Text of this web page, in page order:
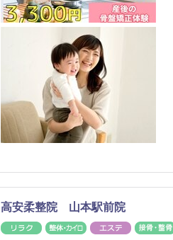
高安柔整院 山本駅前院
リラク 整体・カイロエステ